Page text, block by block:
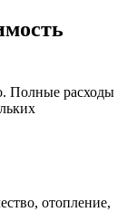
Полные расходы
отопление,